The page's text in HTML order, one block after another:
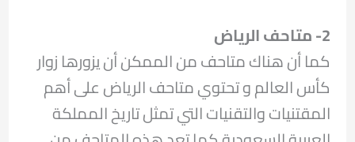
2- متاحف الرياض
كما أن هناك متاحف من الممكن أن يزورها زوار
كأس العالم و تحتوي متاحف الرياض على أهم
المقتنيات والتقنيات التي تمثل تاريخ المملكة